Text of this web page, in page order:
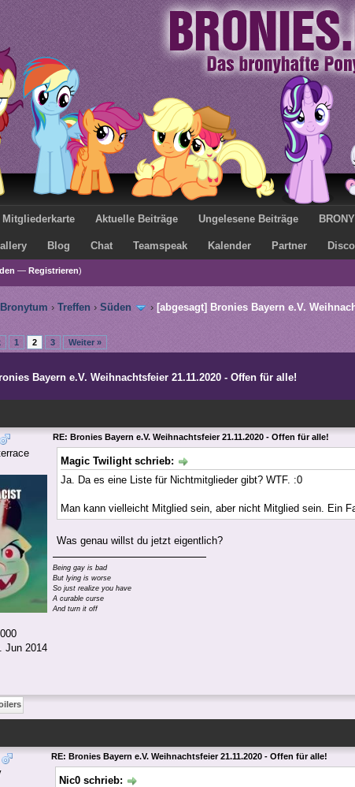
Mitgliederkarte Aktuelle Beiträge Ungelesene Beiträge
Blog Chat Teamspeak Kalender Partner
— Registrieren)
Bronytum › Treffen › Süden › [abgesagt] Bronies Bayern e.V.
1 2 3 Weiter »
Bayern e.V. Weihnachtsfeier 21.11.2020 - Offen für alle!
Jun 2014
RE: Bronies Bayern e.V. Weihnachtsfeier 21.11.2020 - Offen für alle!
Magic Twilight schrieb:
Ja. Da es eine Liste für Nichtmitglieder gibt? WTF. :0
Man kann vielleicht Mitglied sein, aber nicht Mitglied sein. Ein
Was genau willst du jetzt eigentlich?
Being gay is bad
But lying is worse
So just realize you have
A curable curse
And turn it off
RE: Bronies Bayern e.V. Weihnachtsfeier 21.11.2020 - Offen für alle!
Nic0 schrieb: